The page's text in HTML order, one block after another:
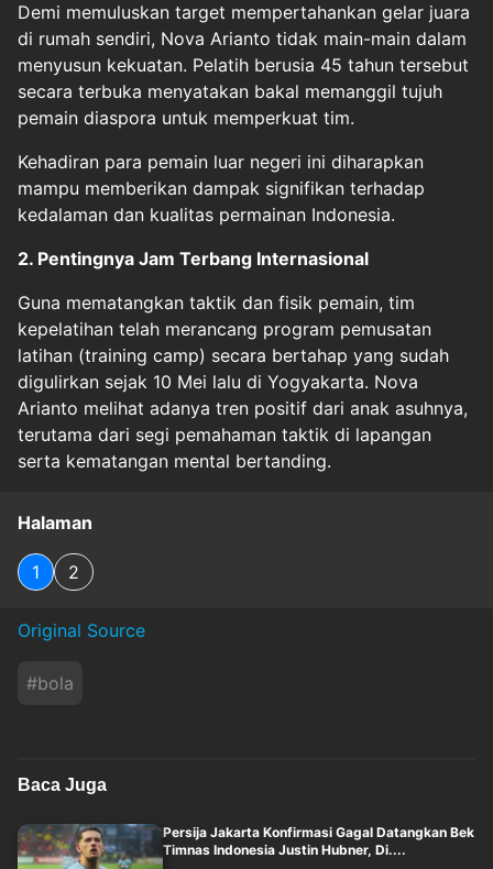
Demi memuluskan target mempertahankan gelar juara
di rumah sendiri, Nova Arianto tidak main-main dalam
menyusun kekuatan. Pelatih berusia 45 tahun tersebut
secara terbuka menyatakan bakal memanggil tujuh
pemain diaspora untuk memperkuat tim.
Kehadiran para pemain luar negeri ini diharapkan
mampu memberikan dampak signifikan terhadap
kedalaman dan kualitas permainan Indonesia.
2. Pentingnya Jam Terbang Internasional
Guna mematangkan taktik dan fisik pemain, tim
kepelatihan telah merancang program pemusatan
latihan (training camp) secara bertahap yang sudah
digulirkan sejak 10 Mei lalu di Yogyakarta. Nova
Arianto melihat adanya tren positif dari anak asuhnya,
terutama dari segi pemahaman taktik di lapangan
serta kematangan mental bertanding.
Halaman
1 2
Original Source
#bola
Baca Juga
Persija Jakarta Konfirmasi Gagal Datangkan Bek
Timnas Indonesia Justin Hubner, Di....